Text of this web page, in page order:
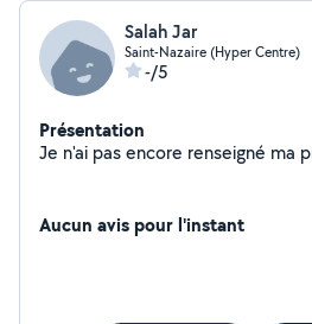
Salah Jar
Saint-Nazaire (Hyper Centre)
-/5
Présentation
Je
Aucun avis pour l'instant